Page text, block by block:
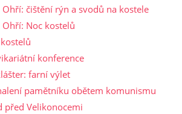
čištění rýn a svodů na kostele
Noc kostelů
konference
farní výlet
pamětníku obětem komunismu
před Velikonocemi